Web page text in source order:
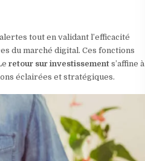
tout en validant l’efficacité
du marché digital. Ces fonctions
retour sur investissement s’affine à
éclairées et stratégiques.